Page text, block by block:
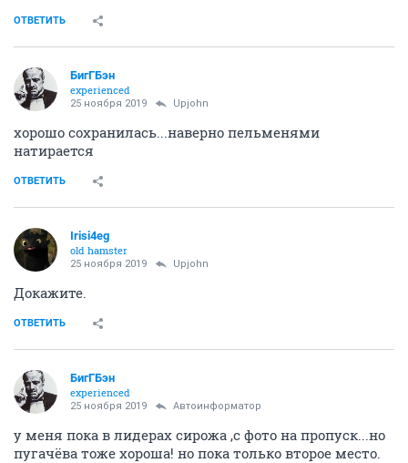
ОТВЕТИТЬ
БигГБэн
experienced
25 ноября 2019 Upjohn
хорошо сохранилась...наверно пельменями
натирается
ОТВЕТИТЬ
Irisi4eg
old hamster
25 ноября 2019 Upjohn
Докажите.
ОТВЕТИТЬ
БигГБэн
experienced
25 ноября 2019 Автоинформатор
у меня пока в лидерах сирожа ,с фото на пропуск...но
пугачёва тоже хороша! но пока только второе место.